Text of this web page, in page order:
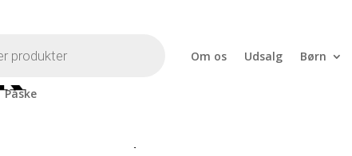
Om os Udsalg Børn
Påske